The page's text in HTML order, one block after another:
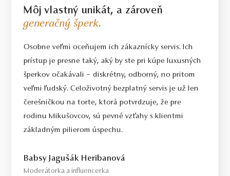
Môj vlastný unikát, a zároveň
generačný šperk.
Osobne veľmi oceňujem ich zákaznícky servis. Ich
prístup je presne taký, aký by ste pri kúpe luxusných
šperkov očakávali – diskrétny, odborný, no pritom
veľmi ľudský. Celoživotný bezplatný servis je už len
čerešničkou na torte, ktorá potvrdzuje, že pre
rodinu Mikušovcov, sú pevné vzťahy s klientmi
základným pilierom úspechu.
Babsy Jagušák Heribanová
Moderátorka a influencerka